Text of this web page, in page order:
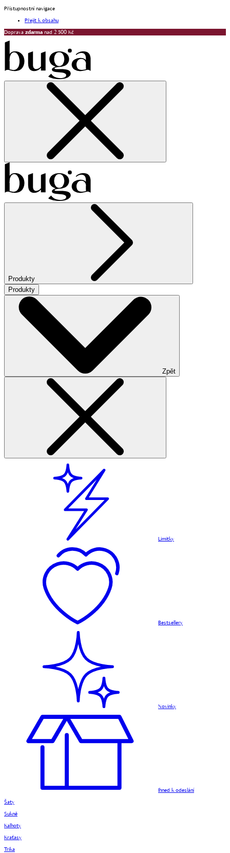
Přístupnostní navigace
Přejít k obsahu
Doprava zdarma nad 2 500 Kč
Produkty
Produkty
Zpět
Limitky
Bestsellery
Novinky
Ihned k odeslání
Šaty
Sukně
Kalhoty
Kraťasy
Trika